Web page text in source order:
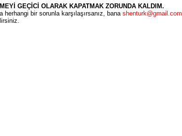
GEÇİCİ OLARAK KAPATMAK ZORUNDA KALDIM.
herhangi bir sorunla karşılaşırsanız, bana shenturk@gmail.com